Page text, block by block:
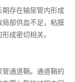
存在输尿管内形成
部供血不足，粘膜
成密切相关。
通道鞘。通道鞘的